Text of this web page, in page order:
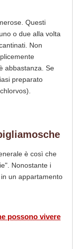
Questi
o due alla volta
Non
abbastanza. Se
preparato
è così che
Nonostante i
un appartamento
possono vivere